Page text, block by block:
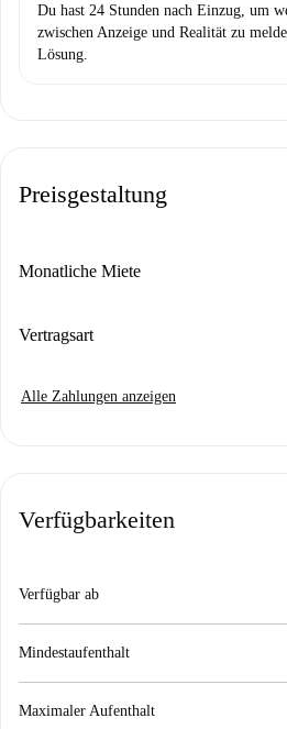
Du hast 24 Stunden nach Einzug, um
zwischen Anzeige und Realität zu
Lösung.
Preisgestaltung
Monatliche Miete
Vertragsart
Alle Zahlungen anzeigen
Verfügbarkeiten
Verfügbar ab
Mindestaufenthalt
Maximaler Aufenthalt